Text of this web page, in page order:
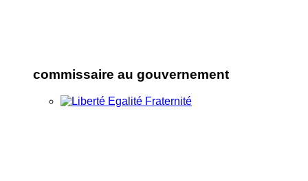
commissaire au gouvernement